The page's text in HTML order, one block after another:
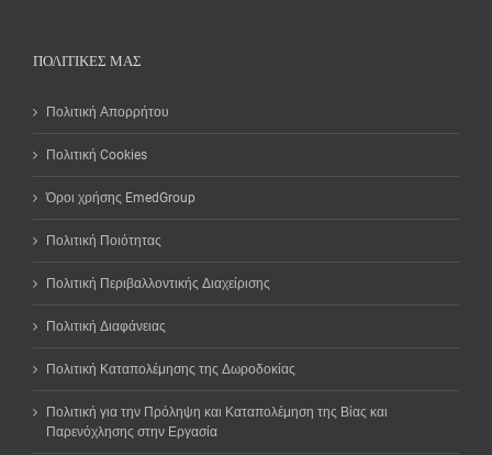
ΠΟΛΙΤΙΚΈΣ ΜΑΣ
Πολιτική Απορρήτου
Πολιτική Cookies
Όροι χρήσης EmedGroup
Πολιτική Ποιότητας
Πολιτική Περιβαλλοντικής Διαχείρισης
Πολιτική Διαφάνειας
Πολιτική Καταπολέμησης της Δωροδοκίας
Πολιτική για την Πρόληψη και Καταπολέμηση της Βίας και
Παρενόχλησης στην Εργασία